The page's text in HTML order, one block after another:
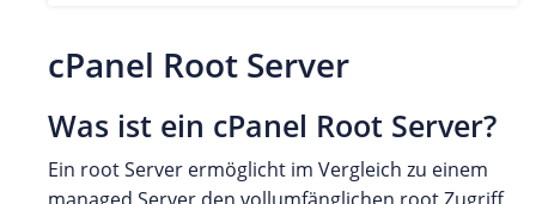
cPanel Root Server
Was ist ein cPanel Root Server?
Ein root Server ermöglicht im Vergleich zu einem